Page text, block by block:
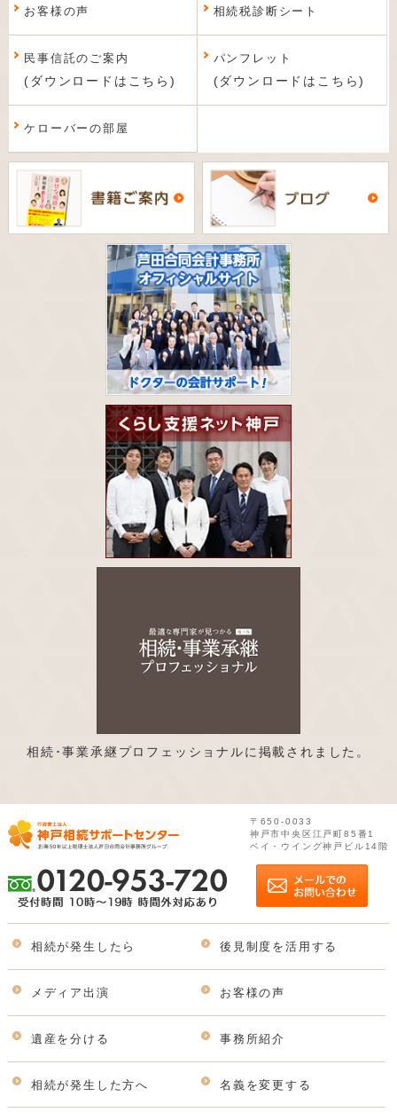
お客様の声 相続税診断シート
民事信託のご案内
(ダウンロードはこちら)
パンフレット
(ダウンロードはこちら)
ケローバーの部屋
相続･事業承継プロフェッショナルに掲載されました。
〒650-0033
神戸市中央区江戸町85番1
ベイ・ウイング神戸ビル14階
相続が発生したら 後見制度を活用する
メディア出演 お客様の声
遺産を分ける 事務所紹介
相続が発生した方へ 名義を変更する